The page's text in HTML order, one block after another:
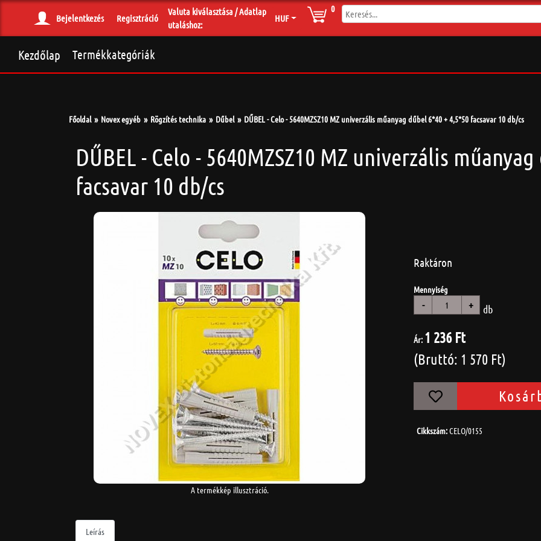
Bejelentkezés Regisztráció
Valuta kiválasztása / Adatlap
utaláshoz:
HUF
0
Termékkategóriák
Kezdőlap
Főoldal Novex egyéb Rögzítés technika Dűbel DŰBEL - Celo - 5640MZSZ10 MZ univerzális műanyag dűbel 6*40 + 4,5*50 facsavar 10 db/cs
DŰBEL - Celo - 5640MZSZ10 MZ univerzális
facsavar 10 db/cs
A termékkép illusztráció.
Raktáron
Mennyiség
- + db
Ár: 1 236 Ft
(Bruttó: 1 570 Ft)
Cikkszám:CELO/0155
Leírás